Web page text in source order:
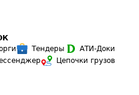
Тендеры
АТИ-Доки
Цепочки грузов